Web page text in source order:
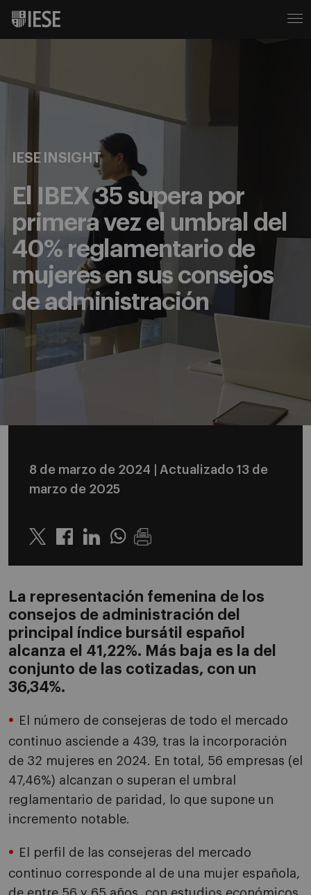
IESE INSIGHT
El IBEX 35 supera por
primera vez el umbral del
40% reglamentario de
mujeres en sus consejos
de administración
8 de marzo de 2024
| Actualizado 13 de
marzo de 2025
Twitter LinkedinWhatsapp
La representación femenina de los
consejos de administración del
principal índice bursátil español
alcanza el 41,22%. Más baja es la del
conjunto de las cotizadas, con un
36,34%.
El número de consejeras de todo el mercado
continuo asciende a 439, tras la incorporación
de 32 mujeres en 2024. En total, 56 empresas (el
47,46%) alcanzan o superan el umbral
reglamentario de paridad, lo que supone un
incremento notable.
El perfil de las consejeras del mercado
continuo corresponde al de una mujer española,